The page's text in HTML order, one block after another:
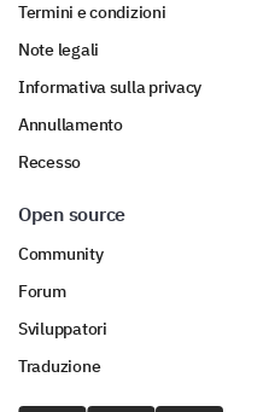
Termini e condizioni
Note legali
Informativa sulla privacy
Annullamento
Recesso
Open source
Community
Forum
Sviluppatori
Traduzione